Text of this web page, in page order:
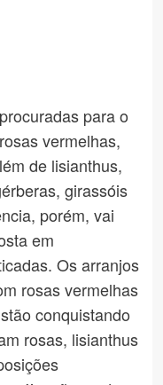
para o
vermelhas,
de lisianthus,
girassóis
porém, vai
em
Os arranjos
rosas vermelhas
conquistando
rosas, lisianthus